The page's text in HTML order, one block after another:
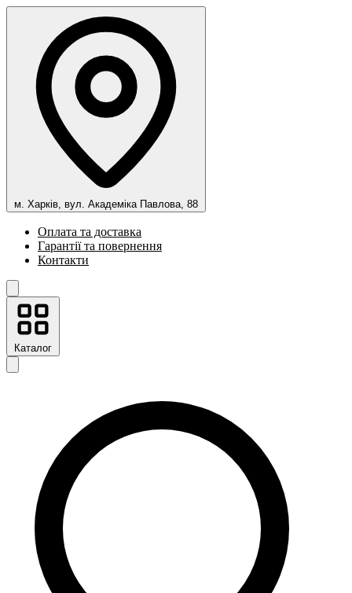
м. Харків, вул. Академіка Павлова, 88
Оплата та доставка
Гарантії та повернення
Контакти
Каталог